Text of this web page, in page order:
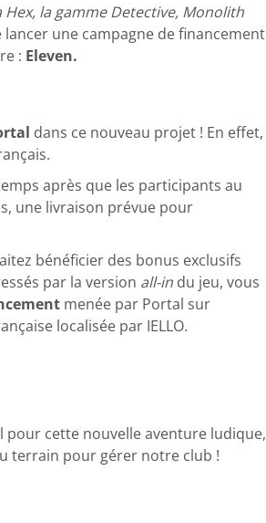
la gamme Detective, Monolith
lancer une campagne de financement
: Eleven.
dans ce nouveau projet ! En effet,
après que les participants au
une livraison prévue pour
bénéficier des bonus exclusifs
par la version all-in du jeu, vous
menée par Portal sur
localisée par IELLO.
pour cette nouvelle aventure ludique,
terrain pour gérer notre club !